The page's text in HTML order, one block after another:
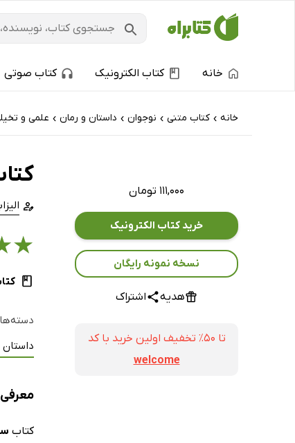
خانه کتاب الکترونیک کتاب صوتی
خانه › کتاب‌ متنی › نوجوان › داستان و رمان › علمی و
۱۱۱,۰۰۰ تومان
خرید کتاب الکترونیک
نسخه نمونه رایگان
هدیه اشتراک
تا ۵۰٪ تخفیف اولین خرید با کد
welcome
★
کتاب